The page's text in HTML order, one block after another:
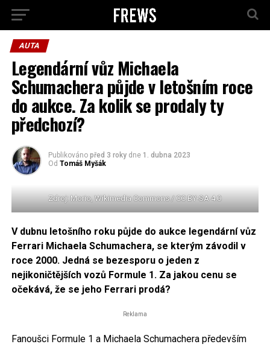
AUTA
Legendární vůz Michaela
Schumachera půjde v letošním roce
do aukce. Za kolik se prodaly ty
předchozí?
Publikováno před 3 roky dne 1. dubna 2023
Od Tomáš Myšák
Zdroj: Morio, Wikimedia Commons / CC BY-SA 4.0
V dubnu letošního roku půjde do aukce legendární vůz
Ferrari Michaela Schumachera, se kterým závodil v
roce 2000. Jedná se bezesporu o jeden z
nejikoničtějších vozů Formule 1. Za jakou cenu se
očekává, že se jeho Ferrari prodá?
Reklama
Fanoušci Formule 1 a Michaela Schumachera především